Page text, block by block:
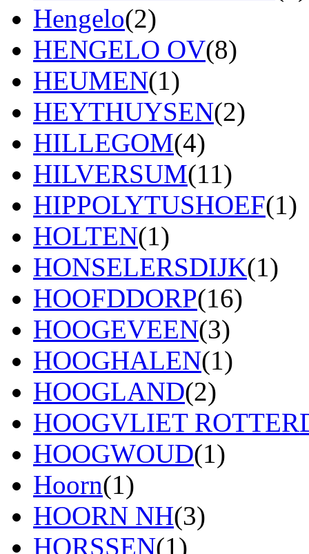
Hengelo(2)
HENGELO OV(8)
HEUMEN(1)
HEYTHUYSEN(2)
HILLEGOM(4)
HILVERSUM(11)
HIPPOLYTUSHOEF(1)
HOLTEN(1)
HONSELERSDIJK(1)
HOOFDDORP(16)
HOOGEVEEN(3)
HOOGHALEN(1)
HOOGLAND(2)
HOOGVLIET
HOOGWOUD(1)
Hoorn(1)
HOORN NH(3)
HORSSEN(1)